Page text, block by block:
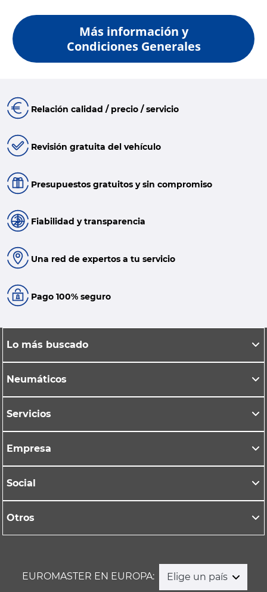
Más información y
Condiciones Generales
Relación calidad / precio / servicio
Revisión gratuita del vehículo
Presupuestos gratuitos y sin compromiso
Fiabilidad y transparencia
Una red de expertos a tu servicio
Pago 100% seguro
Lo más buscado
Neumáticos
Servicios
Empresa
Social
Otros
EUROMASTER EN EUROPA: Elige un país